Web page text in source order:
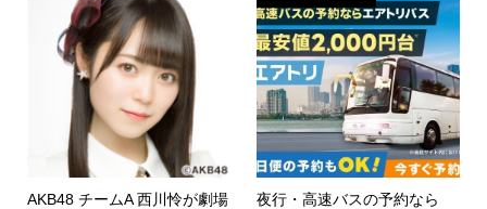
AKB48 チームA 西川怜が劇場
夜行・高速バスの予約なら